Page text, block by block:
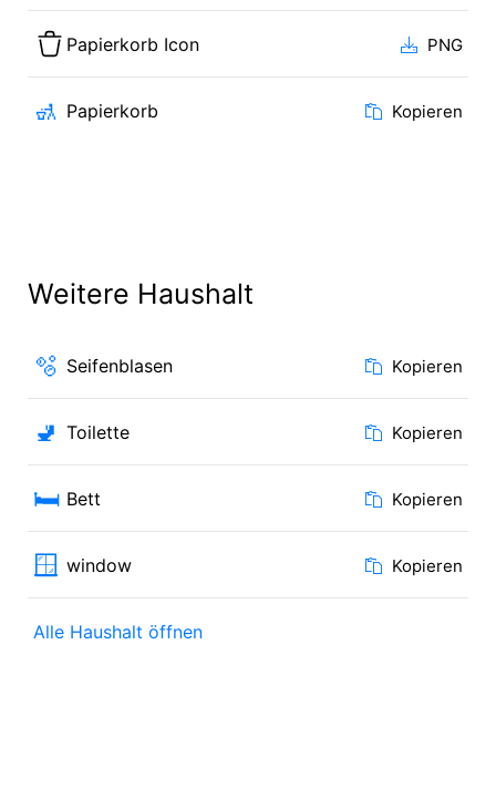
Papierkorb Icon PNG
🚮 Papierkorb Kopieren
Weitere Haushalt
🫧 Seifenblasen Kopieren
🚽 Toilette Kopieren
🛏️ Bett Kopieren
🪟 window Kopieren
Alle Haushalt öffnen